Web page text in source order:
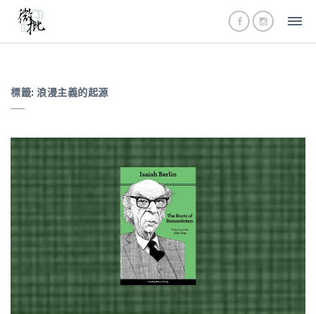
標籤: 浪漫主義的起源